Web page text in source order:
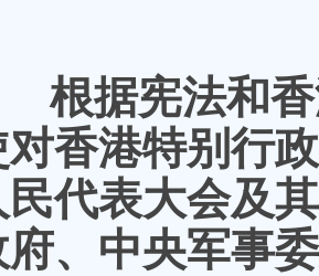
根据宪法和
香港特别行
民代表大会及
府、中央军事